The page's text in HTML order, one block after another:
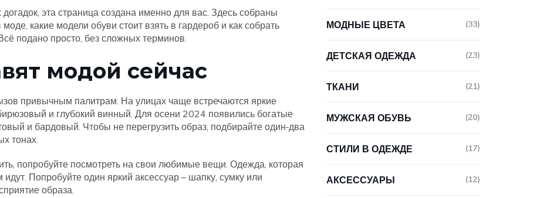
эта страница создана именно для вас. Здесь собраны
какие модели обуви стоит взять в гардероб и как собрать
подано просто, без сложных терминов.
модой сейчас
привычным палитрам. На улицах чаще встречаются яркие
и глубокий винный. Для осени 2024 появились богатые
и бардовый. Чтобы не перегрузить образ, подбирайте один‑два
тонах.
попробуйте посмотреть на свои любимые вещи. Одежда, которая
Попробуйте один яркий аксессуар – шапку, сумку или
образа.
МОДНЫЕ ЦВЕТА (33)
ДЕТСКАЯ ОДЕЖДА (23)
ТКАНИ (21)
МУЖСКАЯ ОБУВЬ (20)
СТИЛИ В ОДЕЖДЕ (17)
АКСЕССУАРЫ (12)